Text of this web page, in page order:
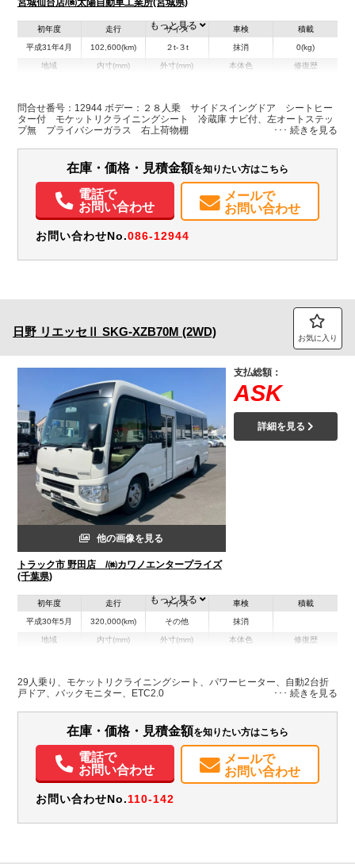
宮城仙台店/㈱太陽自動車工業所(宮城県)
初年度
平成31年4月
走行
102,600(km)
サイズ
２t-３t
車検
抹消
積載
0(kg)
地域 内寸(mm) 外寸(mm)
H:2,630
本体色 修復歴
装備情報
パワステ
ETC バックモニター
もっと見る
問合せ番号：12944 ボデー：２８人乗 サイドスイングドア シートヒー
ター付 モケットリクライニングシート 冷蔵庫 ナビ付、左オートステッ
プ無 プライバシーガラス 右上荷物棚
在庫・価格・見積金額を知りたい方はこちら
電話で
お問い合わせ
メールで
お問い合わせ
お問い合わせNo.086-12944
日野 リエッセⅡ SKG-XZB70M (2WD) お気に入り
他の画像を見る
トラック市 野田店 /㈱カワノエンタープライズ
(千葉県)
支払総額：
ASK
詳細を見る
初年度
平成30年5月
走行
320,000(km)
サイズ
その他
車検
抹消
積載
地域 内寸(mm) 外寸(mm)
H:2,630
本体色 修復歴
パワステ パワーウィンドウ ABS エアバッグ
電動格納ミラー
ETC
もっと見る
29人乗り、モケットリクライニングシート、パワーヒーター、自動2台折
戸ドア、バックモニター、ETC2.0
在庫・価格・見積金額を知りたい方はこちら
電話で
お問い合わせ
メールで
お問い合わせ
お問い合わせNo.110-142